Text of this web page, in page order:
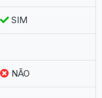
SIM
NÃO